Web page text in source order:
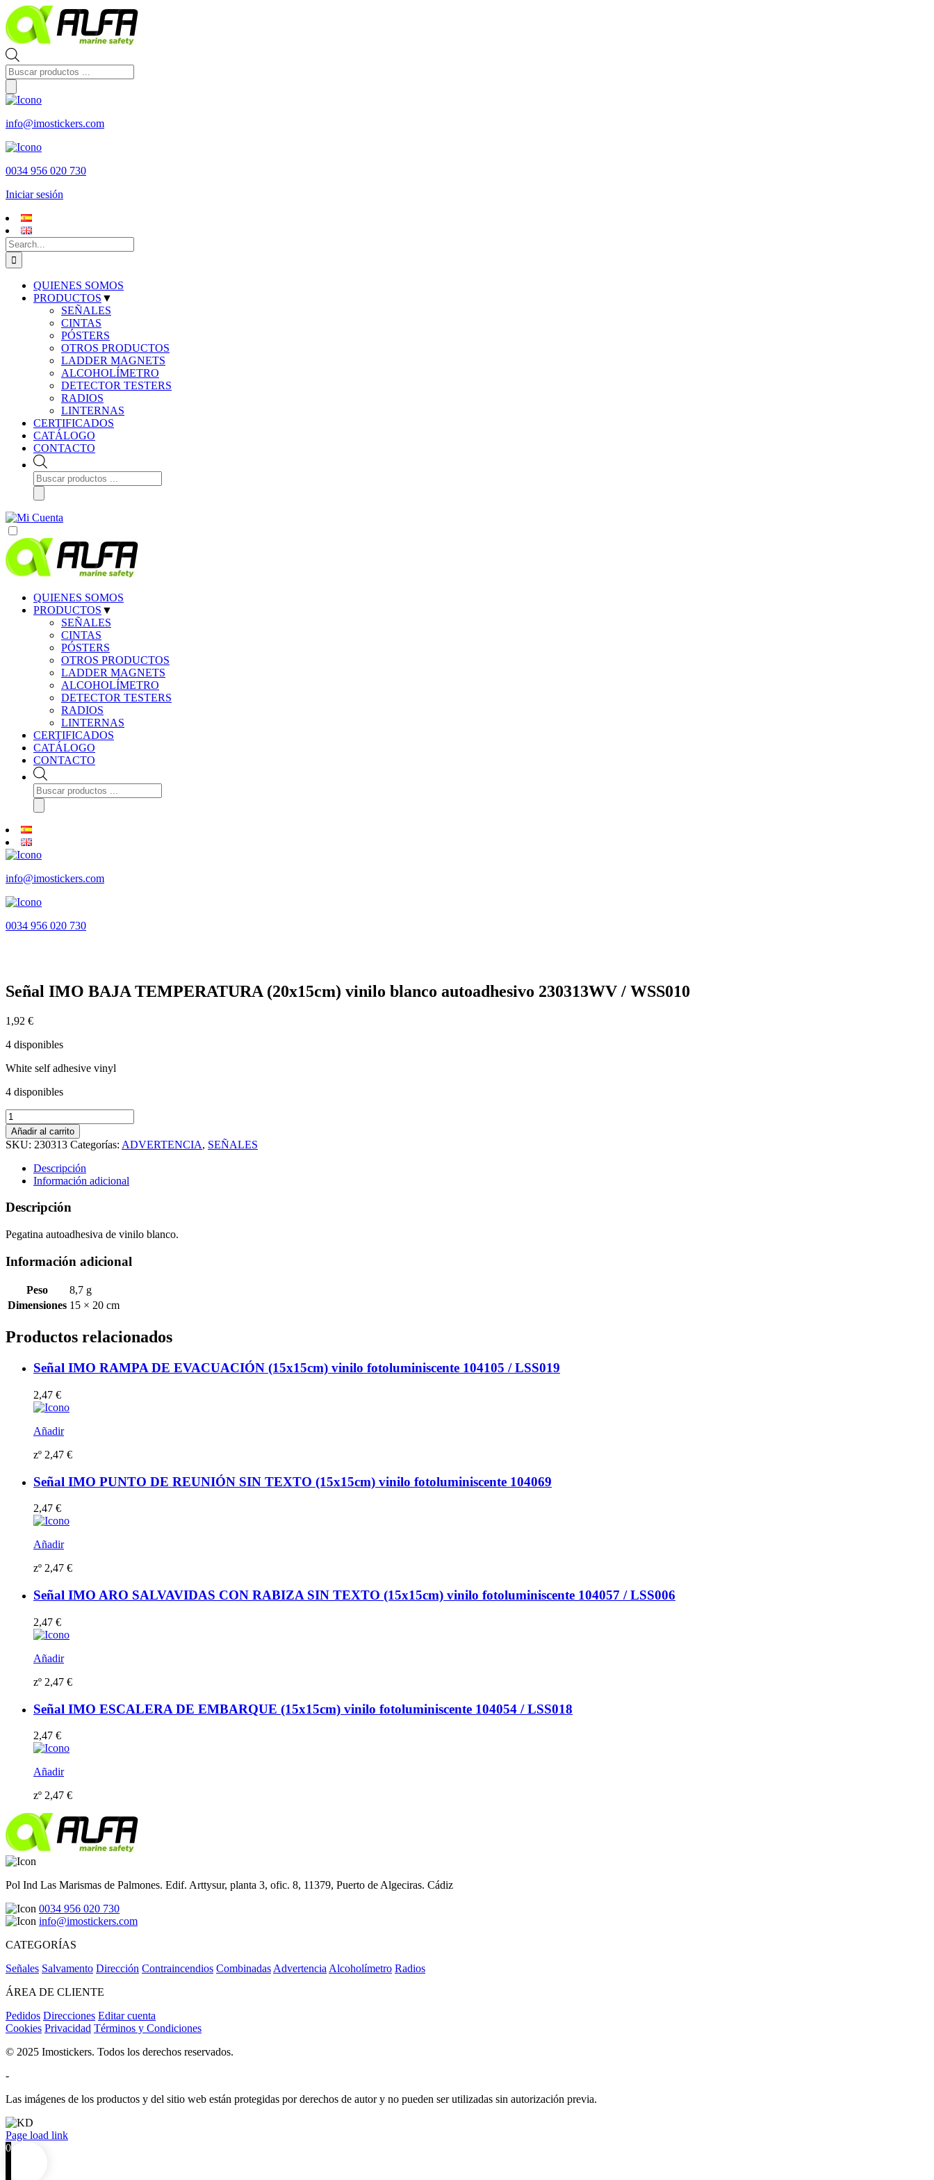
Skip
to
content
Búsqueda
de
productos
info@imostickers.com
0034 956 020 730
Iniciar sesión
Search
for:
QUIENES SOMOS
PRODUCTOS ▼
SEÑALES
CINTAS
PÓSTERS
OTROS PRODUCTOS
LADDER MAGNETS
ALCOHOLÍMETRO
DETECTOR TESTERS
RADIOS
LINTERNAS
CERTIFICADOS
CATÁLOGO
CONTACTO
Búsqueda
de
productos
QUIENES SOMOS
PRODUCTOS ▼
SEÑALES
CINTAS
PÓSTERS
OTROS PRODUCTOS
LADDER MAGNETS
ALCOHOLÍMETRO
DETECTOR TESTERS
RADIOS
LINTERNAS
CERTIFICADOS
CATÁLOGO
CONTACTO
Búsqueda
de
productos
info@imostickers.com
0034 956 020 730
Señal IMO BAJA TEMPERATURA (20x15cm) vinilo blanco autoadhesivo 230313WV / WSS010
1,92 €
4 disponibles
White self adhesive vinyl
4 disponibles
Señal
IMO
BAJA
TEMPERATURA
(20x15cm)
vinilo
blanco
autoadhesivo
230313WV
WSS010
Añadir al carrito
SKU: 230313 Categorías: ADVERTENCIA, SEÑALES
Descripción
Información adicional
Descripción
Pegatina autoadhesiva de vinilo blanco.
Información adicional
Peso
8,7 g
Dimensiones 15 × 20 cm
Productos relacionados
Señal IMO RAMPA DE EVACUACIÓN (15x15cm) vinilo fotoluminiscente 104105 / LSS019
2,47 €
Añadir
zº 2,47 €
Señal IMO PUNTO DE REUNIÓN SIN TEXTO (15x15cm) vinilo fotoluminiscente 104069
2,47 €
Añadir
zº 2,47 €
Señal IMO ARO SALVAVIDAS CON RABIZA SIN TEXTO (15x15cm) vinilo fotoluminiscente 104057 / LSS006
2,47 €
Añadir
zº 2,47 €
Señal IMO ESCALERA DE EMBARQUE (15x15cm) vinilo fotoluminiscente 104054 / LSS018
2,47 €
Añadir
zº 2,47 €
Pol Ind Las Marismas de Palmones. Edif. Arttysur, planta 3, ofic. 8, 11379, Puerto de Algeciras. Cádiz
0034 956 020 730
info@imostickers.com
CATEGORÍAS
Señales Salvamento Dirección Contraincendios Combinadas Advertencia Alcoholímetro Radios
ÁREA DE CLIENTE
Pedidos Direcciones Editar cuenta
Cookies Privacidad Términos y Condiciones
© 2025 Imostickers. Todos los derechos reservados.
-
Las imágenes de los productos y del sitio web están protegidas por derechos de autor y no pueden ser utilizadas sin autorización previa.
Facebook
Twitter
Instagram
Pinterest
Page load link
0